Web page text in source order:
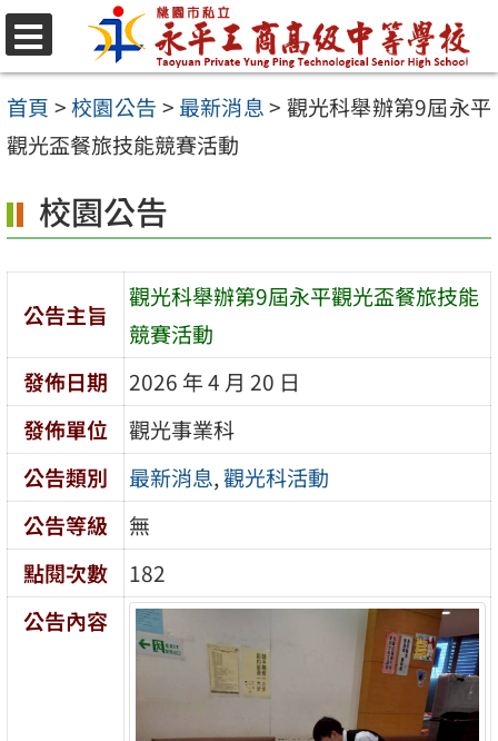
跳
至
主
要
容
區
首頁 >校園公告 > 最新消息> 觀光科舉辦第9屆永平
觀光盃餐旅技能競賽活動
校園公告
公告主旨
觀光科舉辦第9屆永平觀光盃餐旅技能
競賽活動
發佈日期
2026 年 4 月 20 日
發佈單位
觀光事業科
公告類別
最新消息,觀光科活動
公告等級
無
點閱次數
182
公告內容
選
單